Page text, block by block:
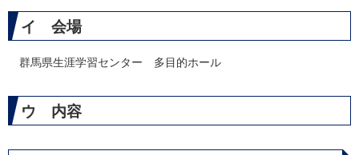
イ 会場
群馬県生涯学習センター 多目的ホール
ウ 内容